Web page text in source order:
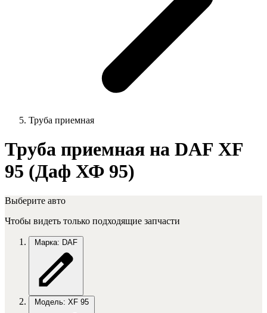
Труба приемная
Труба приемная на DAF XF
95 (Даф ХФ 95)
Выберите авто
Чтобы видеть только подходящие запчасти
Марка: DAF
Модель: XF 95